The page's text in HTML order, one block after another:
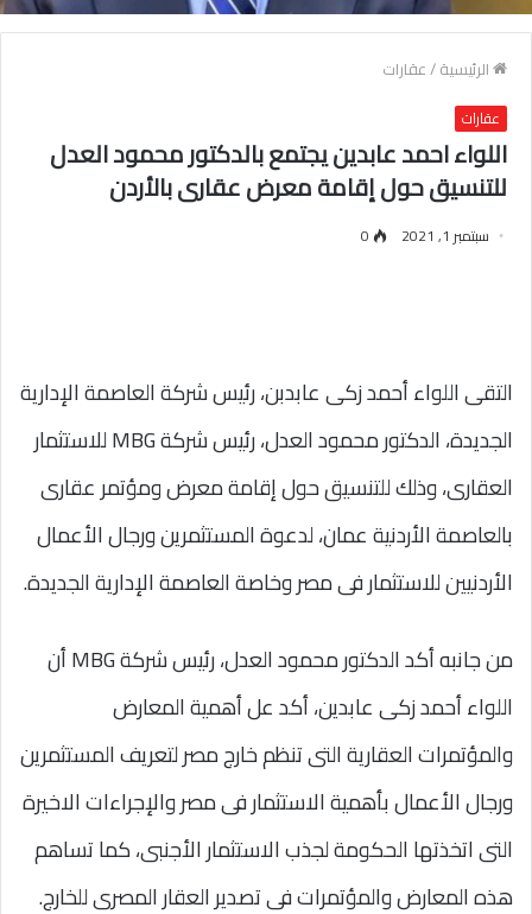
الرئيسية/عقارات
عقارات
اللواء احمد عابدين يجتمع بالدكتور محمود العدل
للتنسيق حول إقامة معرض عقارى بالأردن
سبتمبر 1, 2021 0
التقى اللواء أحمد زكى عابدبن، رئيس شركة العاصمة الإدارية
الجديدة، الدكتور محمود العدل، رئيس شركة MBG للاستثمار
العقارى، وذلك للتنسيق حول إقامة معرض ومؤتمر عقارى
بالعاصمة الأردنية عمان، لدعوة المستثمرين ورجال الأعمال
الأردنيين للاستثمار فى مصر وخاصة العاصمة الإدارية الجديدة.
من جانبه أكد الدكتور محمود العدل، رئيس شركة MBG أن
اللواء أحمد زكى عابدين، أكد عل أهمية المعارض
والمؤتمرات العقارية التى تنظم خارج مصر لتعريف المستثمرين
ورجال الأعمال بأهمية الاستثمار فى مصر والإجراءات الاخيرة
التى اتخذتها الحكومة لجذب الاستثمار الأجنبى، كما تساهم
هذه المعارض والمؤتمرات فى تصدير العقار المصرى للخارج.